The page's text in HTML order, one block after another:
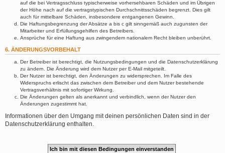
auf die bei Vertragsschluss typischerweise vorhersehbaren Schäden und im Übrigen
der Höhe nach auf die vertragstypischen Durchschnittsschäden begrenzt. Dies gilt
auch für mittelbare Schäden, insbesondere entgangenen Gewinn.
Die Haftungsbegrenzung der Absätze a bis c gilt sinngemäß auch zugunsten der
Mitarbeiter und Erfüllungsgehilfen des Betreibers.
Ansprüche für eine Haftung aus zwingendem nationalem Recht bleiben unberührt.
6. ÄNDERUNGSVORBEHALT
Der Betreiber ist berechtigt, die Nutzungsbedingungen und die Datenschutzerklärung
zu ändern. Die Änderung wird dem Nutzer per E-Mail mitgeteilt.
Der Nutzer ist berechtigt, den Änderungen zu widersprechen. Im Falle des
Widerspruchs erlischt das zwischen dem Betreiber und dem Nutzer bestehende
Vertragsverhältnis mit sofortiger Wirkung.
Die Änderungen gelten als anerkannt und verbindlich, wenn der Nutzer den
Änderungen zugestimmt hat.
Informationen über den Umgang mit deinen persönlichen Daten sind in der
Datenschutzerklärung enthalten.